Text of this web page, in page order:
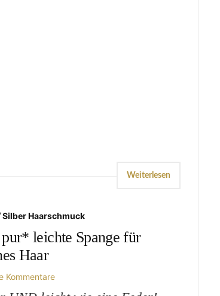
Weiterlesen
Haarschmuck
leichte Spange für
Haar
Kommentare